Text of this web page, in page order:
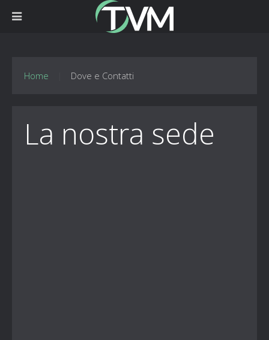
Home Dove e Contatti
La nostra sede